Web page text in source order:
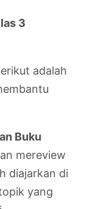
3
adalah
Buku
mereview
diajarkan di
yang